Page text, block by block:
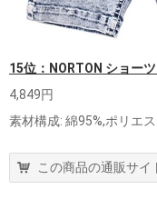
15位：NORTON ショー
4,849円
素材構成: 綿95%,ポリエ
この商品の通販サイ